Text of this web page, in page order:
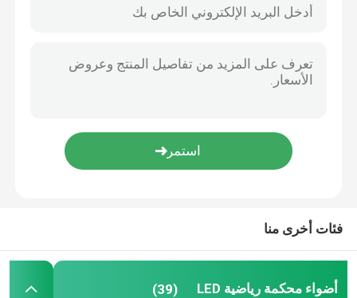
أضواء LED الخطية عالية خليج
مصابيح المناطق الخارجية
فئات أخرى منا
أضواء محكمة رياضية LED (39)